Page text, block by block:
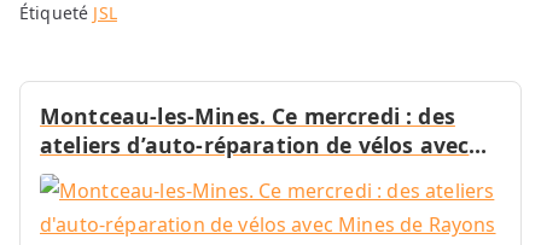
Étiqueté JSL
Montceau-les-Mines. Ce mercredi : des
ateliers d’auto-réparation de vélos avec
Mines de Rayons